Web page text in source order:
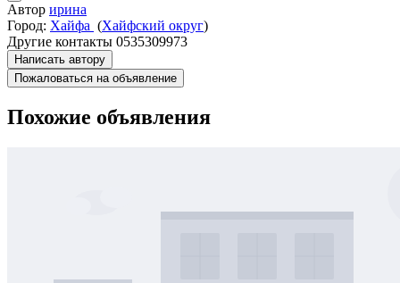
Автор ирина
Город: Хайфа (Хайфский округ)
Другие контакты 0535309973
Написать автору
Пожаловаться на объявление
Похожие объявления